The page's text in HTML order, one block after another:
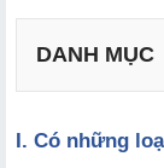
DANH MỤC
1. Khung
I. Có những